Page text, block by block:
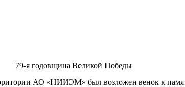
79-я годовщина Великой Победы
АО «НИИЭМ» был возложен венок к